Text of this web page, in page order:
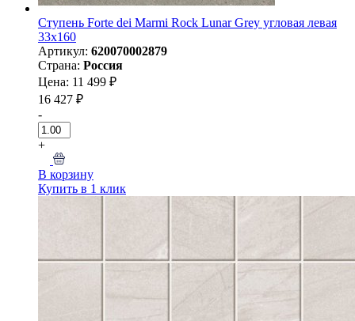
Ступень Forte dei Marmi Rock Lunar Grey угловая левая
33x160
Артикул: 620070002879
Страна: Россия
Цена: 11 499 ₽
16 427 ₽
-
+
В корзину
Купить в 1 клик